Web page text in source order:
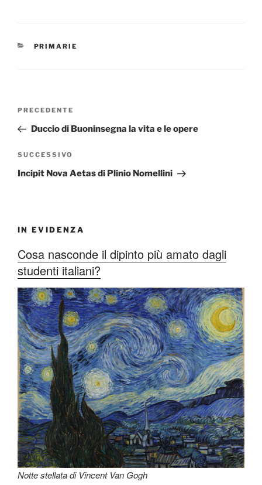
CATEGORIE
PRIMARIE
Navigazione
Articolo
precedente:
PRECEDENTE
Duccio di Buoninsegna la vita e le opere
Articolo
successivo
SUCCESSIVO
Incipit Nova Aetas di Plinio Nomellini
IN EVIDENZA
Cosa nasconde il dipinto più amato dagli
studenti italiani?
Notte stellata di Vincent Van Gogh